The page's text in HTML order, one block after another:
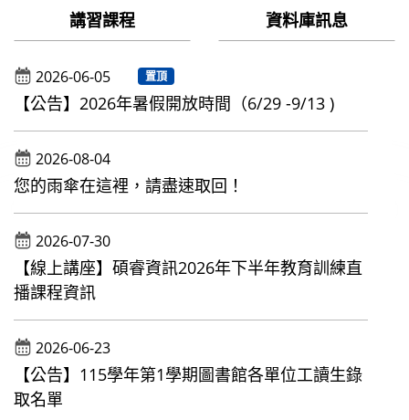
講習課程 資料庫訊息
2026-06-05 置頂
【公告】2026年暑假開放時間（6/29 -9/13 )
2026-08-04
您的雨傘在這裡，請盡速取回！
2026-07-30
【線上講座】碩睿資訊2026年下半年教育訓練直
播課程資訊
2026-06-23
【公告】115學年第1學期圖書館各單位工讀生錄
取名單